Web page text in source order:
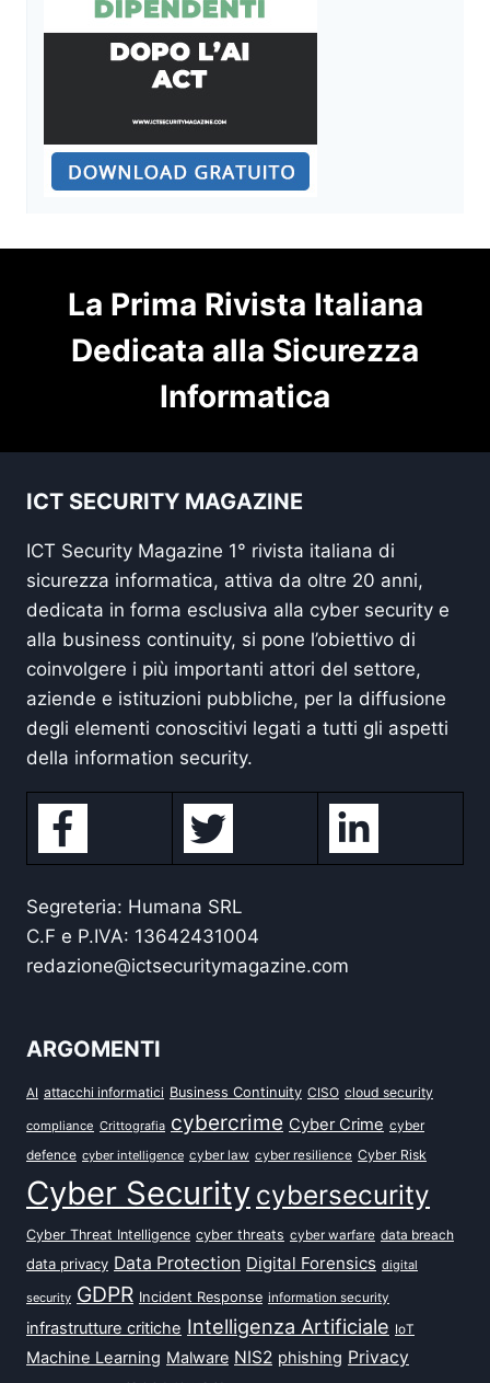
La Prima Rivista Italiana
Dedicata alla Sicurezza
Informatica
ICT SECURITY MAGAZINE
ICT Security Magazine 1° rivista italiana di
sicurezza informatica, attiva da oltre 20 anni,
dedicata in forma esclusiva alla cyber security e
alla business continuity, si pone l’obiettivo di
coinvolgere i più importanti attori del settore,
aziende e istituzioni pubbliche, per la diffusione
degli elementi conoscitivi legati a tutti gli aspetti
della information security.
Segreteria: Humana SRL
C.F e P.IVA: 13642431004
redazione@ictsecuritymagazine.com
ARGOMENTI
AI attacchi informatici Business Continuity CISO cloud security
compliance Crittografia cybercrime Cyber Crime cyber
defence cyber intelligence cyber law cyber resilience Cyber Risk
Cyber Security cybersecurity
Cyber Threat Intelligence cyber threats cyber warfare data breach
data privacy Data Protection Digital Forensics digital
security GDPR Incident Response information security
infrastrutture critiche Intelligenza Artificiale IoT
Machine Learning Malware NIS2 phishing Privacy